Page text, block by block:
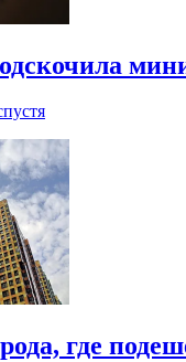
где